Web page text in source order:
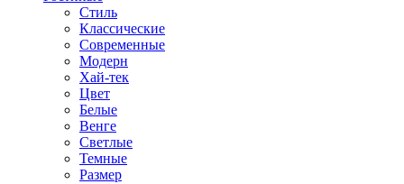
Стиль
Классические
Современные
Модерн
Хай-тек
Цвет
Белые
Венге
Светлые
Темные
Размер